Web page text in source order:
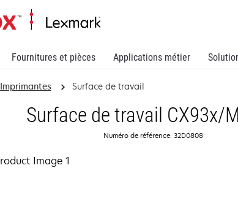
Fournitures et pièces Applications métier
Imprimantes Surface de travail
Surface de travail CX93x/
Numéro de référence: 32D0808